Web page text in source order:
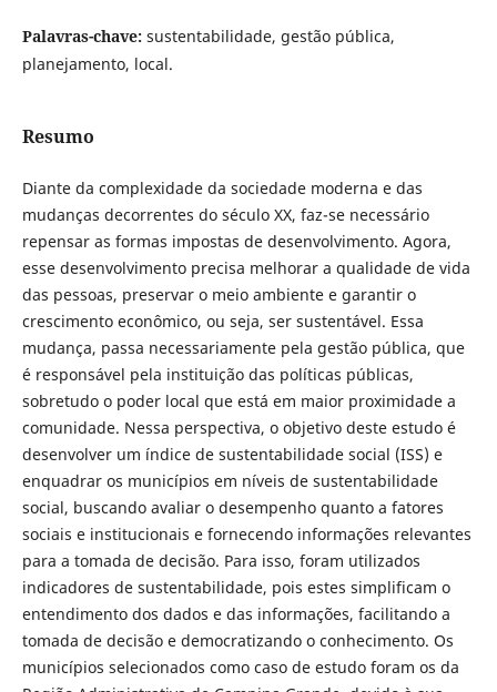
Palavras-chave: sustentabilidade, gestão pública,
planejamento, local.
Resumo
Diante da complexidade da sociedade moderna e das
mudanças decorrentes do século XX, faz-se necessário
repensar as formas impostas de desenvolvimento. Agora,
esse desenvolvimento precisa melhorar a qualidade de vida
das pessoas, preservar o meio ambiente e garantir o
crescimento econômico, ou seja, ser sustentável. Essa
mudança, passa necessariamente pela gestão pública, que
é responsável pela instituição das políticas públicas,
sobretudo o poder local que está em maior proximidade a
comunidade. Nessa perspectiva, o objetivo deste estudo é
desenvolver um índice de sustentabilidade social (ISS) e
enquadrar os municípios em níveis de sustentabilidade
social, buscando avaliar o desempenho quanto a fatores
sociais e institucionais e fornecendo informações relevantes
para a tomada de decisão. Para isso, foram utilizados
indicadores de sustentabilidade, pois estes simplificam o
entendimento dos dados e das informações, facilitando a
tomada de decisão e democratizando o conhecimento. Os
municípios selecionados como caso de estudo foram os da